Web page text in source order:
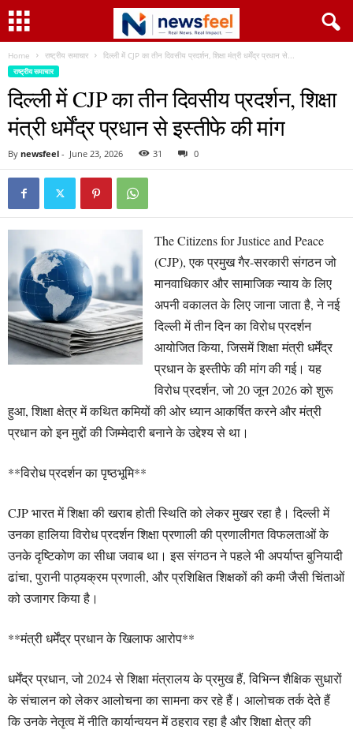
Home राष्ट्रीय समाचार दिल्ली में CJP का तीन दिवसीय प्रदर्शन, शिक्षा मंत्री धर्मेंद्र प्रधान से...
राष्ट्रीय समाचार
दिल्ली में CJP का तीन दिवसीय प्रदर्शन, शिक्षा
मंत्री धर्मेंद्र प्रधान से इस्तीफे की मांग
By newsfeel - June 23, 2026 31 0
The Citizens for Justice and Peace
(CJP), एक प्रमुख गैर-सरकारी संगठन जो
मानवाधिकार और सामाजिक न्याय के लिए
अपनी वकालत के लिए जाना जाता है, ने नई
दिल्ली में तीन दिन का विरोध प्रदर्शन
आयोजित किया, जिसमें शिक्षा मंत्री धर्मेंद्र
प्रधान के इस्तीफे की मांग की गई। यह
विरोध प्रदर्शन, जो 20 जून 2026 को शुरू
हुआ, शिक्षा क्षेत्र में कथित कमियों की ओर ध्यान आकर्षित करने और मंत्री
प्रधान को इन मुद्दों की जिम्मेदारी बनाने के उद्देश्य से था।
**विरोध प्रदर्शन का पृष्ठभूमि**
CJP भारत में शिक्षा की खराब होती स्थिति को लेकर मुखर रहा है। दिल्ली में
उनका हालिया विरोध प्रदर्शन शिक्षा प्रणाली की प्रणालीगत विफलताओं के
उनके दृष्टिकोण का सीधा जवाब था। इस संगठन ने पहले भी अपर्याप्त बुनियादी
ढांचा, पुरानी पाठ्यक्रम प्रणाली, और प्रशिक्षित शिक्षकों की कमी जैसी चिंताओं
को उजागर किया है।
**मंत्री धर्मेंद्र प्रधान के खिलाफ आरोप**
धर्मेंद्र प्रधान, जो 2024 से शिक्षा मंत्रालय के प्रमुख हैं, विभिन्न शैक्षिक सुधारों
के संचालन को लेकर आलोचना का सामना कर रहे हैं। आलोचक तर्क देते हैं
कि उनके नेतृत्व में नीति कार्यान्वयन में ठहराव रहा है और शिक्षा क्षेत्र की